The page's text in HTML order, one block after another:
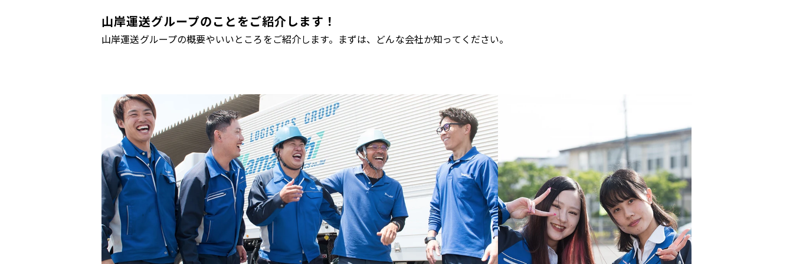
山岸運送グループのことをご紹介します！
山岸運送グループの概要やいいところをご紹介します。まずは、どんな会社か知ってください。